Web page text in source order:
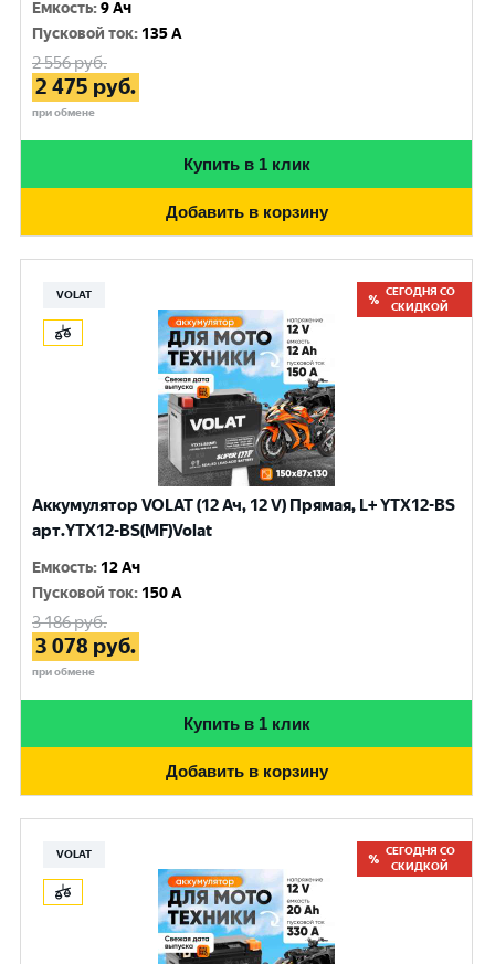
Емкость:9 Ач
Пусковой ток: 135 A
2 556руб.
2 475 руб.
при обмене
Купить в 1 клик
Добавить в корзину
VOLAT
СЕГОДНЯ СО
СКИДКОЙ
Аккумулятор VOLAT (12 Ач, 12 V) Прямая, L+ YTX12-BS
арт.YTX12-BS(MF)Volat
Емкость: 12 Ач
Пусковой ток: 150 A
3 186руб.
3 078 руб.
при обмене
Купить в 1 клик
Добавить в корзину
VOLAT
СЕГОДНЯ СО
СКИДКОЙ